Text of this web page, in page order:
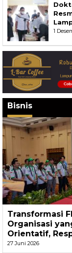
1
Bisnis
Transformasi
Organisasi
Orientatif,
27 Juni 2026